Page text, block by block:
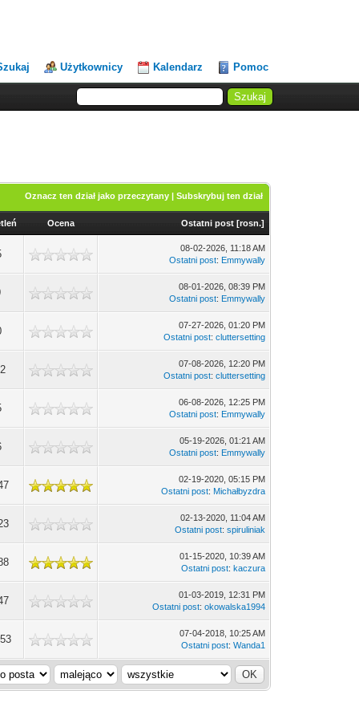
Użytkownicy Kalendarz Pomoc
Oznacz ten dział jako przeczytany |Subskrybuj ten dział
Ocena Ostatni post [rosn.]
08-02-2026, 11:18 AM
Ostatni post: Emmywally
08-01-2026, 08:39 PM
Ostatni post: Emmywally
07-27-2026, 01:20 PM
Ostatni post:cluttersetting
07-08-2026, 12:20 PM
Ostatni post:cluttersetting
06-08-2026, 12:25 PM
Ostatni post: Emmywally
05-19-2026, 01:21 AM
Ostatni post: Emmywally
02-19-2020, 05:15 PM
Ostatni post: Michałbyzdra
02-13-2020, 11:04 AM
Ostatni post:spiruliniak
01-15-2020, 10:39 AM
Ostatni post:kaczura
01-03-2019, 12:31 PM
Ostatni post:okowalska1994
07-04-2018, 10:25 AM
Ostatni post:Wanda1